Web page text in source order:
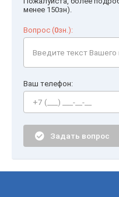
менее 150зн).
Вопрос (0зн.):
Ваш телефон:
Задать вопрос